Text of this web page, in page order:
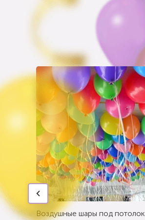
Воздушные шары под потолок